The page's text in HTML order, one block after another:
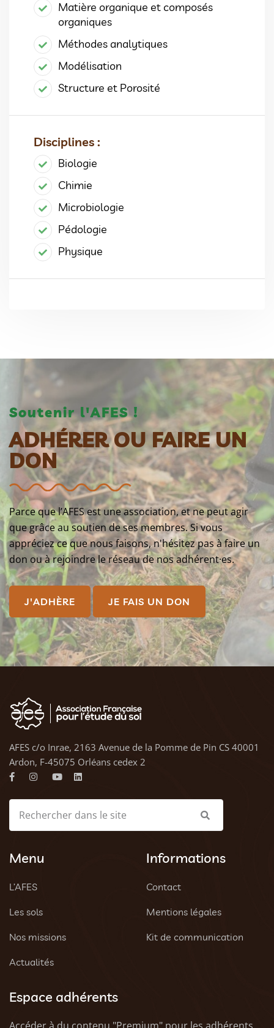
Matière organique et composés
organiques
Méthodes analytiques
Modélisation
Structure et Porosité
Disciplines :
Biologie
Chimie
Microbiologie
Pédologie
Physique
Soutenir l'AFES !
ADHÉRER OU FAIRE UN
DON
Parce que l’AFES est une association, et ne peut agir
que grâce au soutien de ses membres. Si vous
appréciez ce que nous faisons, n'hésitez pas à faire un
don ou à rejoindre le réseau de nos adhérent·es.
J'ADHÈRE JE FAIS UN DON
AFES c/o Inrae, 2163 Avenue de la Pomme de Pin CS 40001
Ardon, F-45075 Orléans cedex 2
Menu
L’AFES
Les sols
Nos missions
Actualités
Informations
Contact
Mentions légales
Kit de communication
Espace adhérents